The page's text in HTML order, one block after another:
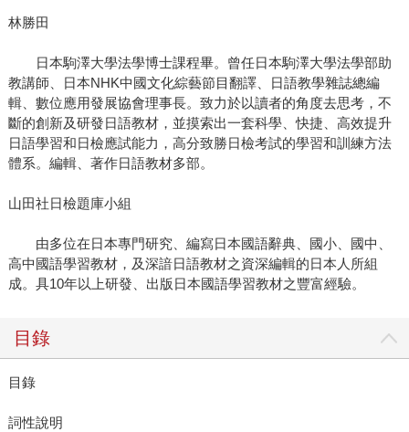
林勝田
日本駒澤大學法學博士課程畢。曾任日本駒澤大學法學部助
教講師、日本NHK中國文化綜藝節目翻譯、日語教學雜誌總編
輯、數位應用發展協會理事長。致力於以讀者的角度去思考，不
斷的創新及研發日語教材，並摸索出一套科學、快捷、高效提升
日語學習和日檢應試能力，高分致勝日檢考試的學習和訓練方法
體系。編輯、著作日語教材多部。
山田社日檢題庫小組
由多位在日本專門研究、編寫日本國語辭典、國小、國中、
高中國語學習教材，及深諳日語教材之資深編輯的日本人所組
成。具10年以上研發、出版日本國語學習教材之豐富經驗。
目錄
目錄
詞性說明